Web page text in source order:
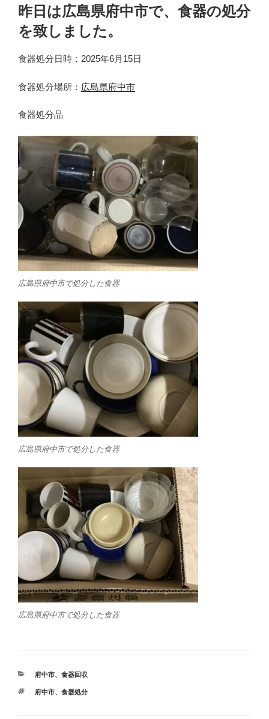
昨日は広島県府中市で、食器の処分
を致しました。
食器処分日時：2025年6月15日
食器処分場所： 広島県府中市
食器処分品
広島県府中市で処分した食器
広島県府中市で処分した食器
広島県府中市で処分した食器
カ
ゴ
府中市、 食器回収
タ
府中市、 食器処分